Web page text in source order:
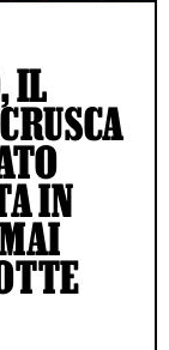
IL
IN